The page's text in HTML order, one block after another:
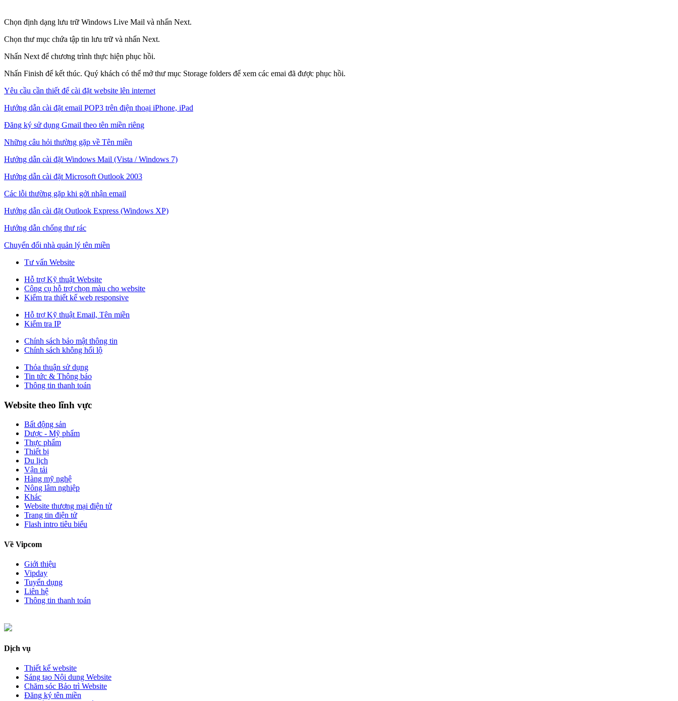
Chọn định dạng lưu trữ Windows Live Mail và nhấn Next.
Chọn thư mục chứa tập tin lưu trữ và nhấn Next.
Nhấn Next để chương trình thực hiện phục hồi.
Nhấn Finish để kết thúc. Quý khách có thể mở thư mục Storage folders để xem các emai đã được phục hồi.
Yêu cầu cần thiết để cài đặt website lên internet
Hướng dẫn cài đặt email POP3 trên điện thoại iPhone, iPad
Đăng ký sử dụng Gmail theo tên miền riêng
Những câu hỏi thường gặp về Tên miền
Hướng dẫn cài đặt Windows Mail (Vista / Windows 7)
Hướng dẫn cài đặt Microsoft Outlook 2003
Các lỗi thường gặp khi gởi nhận email
Hướng dẫn cài đặt Outlook Express (Windows XP)
Hướng dẫn chống thư rác
Chuyển đổi nhà quản lý tên miền
Tư vấn Website
Hỗ trợ Kỹ thuật Website
Công cụ hỗ trợ chọn màu cho website
Kiểm tra thiết kế web responsive
Hỗ trợ Kỹ thuật Email, Tên miền
Kiểm tra IP
Chính sách bảo mật thông tin
Chính sách không hối lộ
Thỏa thuận sử dụng
Tin tức & Thông báo
Thông tin thanh toán
Website theo lĩnh vực
Bất động sản
Dược - Mỹ phẩm
Thực phẩm
Thiết bị
Du lịch
Vận tải
Hàng mỹ nghệ
Nông lâm nghiệp
Khác
Website thương mại điện tử
Trang tin điện tử
Flash intro tiêu biểu
Về Vipcom
Giới thiệu
Vipday
Tuyển dụng
Liên hệ
Thông tin thanh toán
Dịch vụ
Thiết kế website
Sáng tạo Nội dung Website
Chăm sóc Bảo trì Website
Đăng ký tên miền